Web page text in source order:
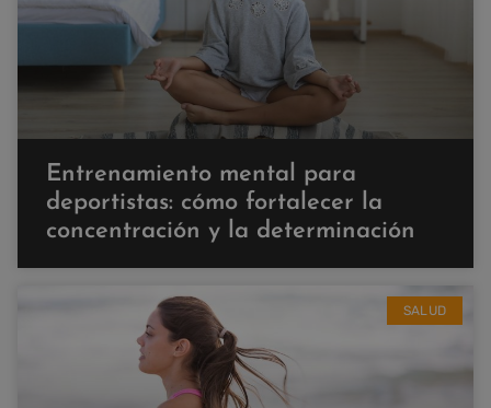
Entrenamiento mental para
deportistas: cómo fortalecer la
concentración y la determinación
SALUD